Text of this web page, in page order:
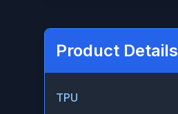
Product Details
TPU